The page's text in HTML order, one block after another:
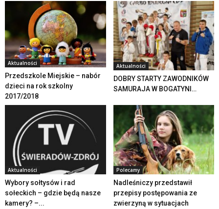
Aktualności
Przedszkole Miejskie – nabór
dzieci na rok szkolny
2017/2018
Aktualności
DOBRY STARTY ZAWODNIKÓW
SAMURAJA W BOGATYNI…
Aktualności
Wybory sołtysów i rad
sołeckich – gdzie będą nasze
kamery? –...
Polecamy
Nadleśniczy przedstawił
przepisy postępowania ze
zwierzyną w sytuacjach